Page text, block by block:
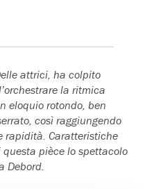
attrici, ha colpito
la ritmica
eloquio rotondo, ben
così raggiungendo
rapidità. Caratteristiche
pièce lo spettacolo
Debord.